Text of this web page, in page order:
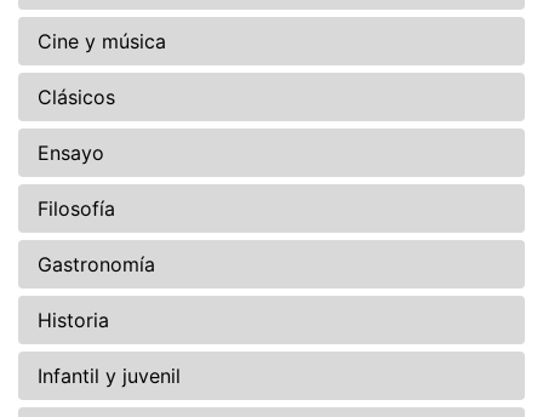
Cine y música
Clásicos
Ensayo
Filosofía
Gastronomía
Historia
Infantil y juvenil